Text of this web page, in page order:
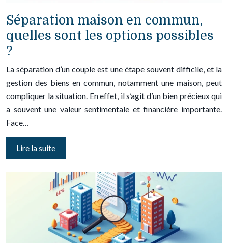
Séparation maison en commun,
quelles sont les options possibles
?
La séparation d’un couple est une étape souvent difficile, et la
gestion des biens en commun, notamment une maison, peut
compliquer la situation. En effet, il s’agit d’un bien précieux qui
a souvent une valeur sentimentale et financière importante.
Face…
Lire la suite